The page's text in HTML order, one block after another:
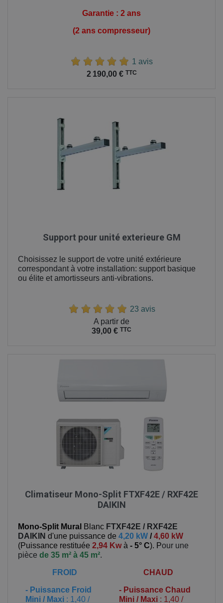
Garantie : 2 ans
(2 ans compresseur)
1 avis
2 190,00 € TTC
Support pour unité exterieure GM
Choisissez le support de votre unité extérieure
correspondant à votre installation: support basique
ou élite et amortisseurs anti-vibrations.
23 avis
A partir de
39,00 € TTC
Climatiseur Mono-Split FTXF42E / RXF42E
DAIKIN
Mono-Split Mural Blanc FTXF42E / RXF42E
DAIKIN d'une puissance de 4,20 kW /4,60 kW
(Puissance restituée 2,94 Kwà - 5° C). Pour une
pièce de 35 m² à 45 m².
FROID
- Puissance Froid
Mini / Maxi : 1,40 /
CHAUD
- Puissance Chaud
Mini / Maxi : 1,40 /